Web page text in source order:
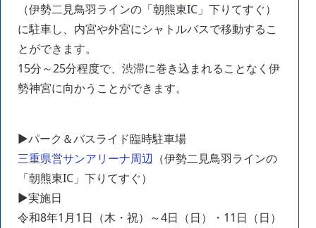
（伊勢二見鳥羽ラインの「朝熊東IC」下りてすぐ）
に駐車し、内宮や外宮にシャトルバスで移動するこ
とができます。
15分～25分程度で、渋滞に巻き込まれることなく伊
勢神宮に向かうことができます。
▶パーク＆バスライド臨時駐車場
三重県営サンアリーナ周辺 （伊勢二見鳥羽ラインの
「朝熊東IC」下りてすぐ）
▶実施日
令和8年1月1日（木・祝）～4日（日）・11日（日）